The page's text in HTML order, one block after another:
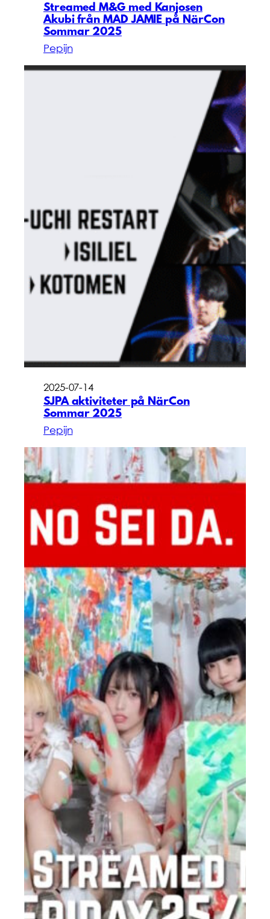
Streamed M&G med Kanjosen
Akubi från MAD JAMIE på NärCon
Sommar 2025
Pepijn
2025-07-14
SJPA aktiviteter på NärCon
Sommar 2025
Pepijn